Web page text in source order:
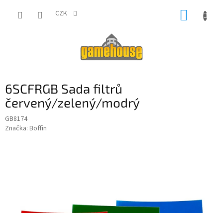
CZK
6SCFRGB Sada filtrů
červený/zelený/modrý
GB8174
Značka: Boffin